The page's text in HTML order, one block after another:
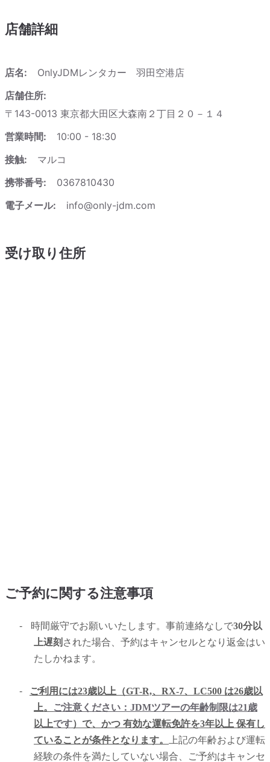
店舗詳細
店名:
OnlyJDMレンタカー 羽田空港店
店舗住所:
〒143-0013 東京都大田区大森南２丁目２０－１４
営業時間:
10:00 - 18:30
接触:
マルコ
携帯番号:
0367810430
電子メール:
info@only-jdm.com
受け取り住所
ご予約に関する注意事項
- 時間厳守でお願いいたします。事前連絡なしで30分以
上遅刻 された場合、予約はキャンセルとなり返金はい
たしかねます。
-
ご利用には23歳以上（GT-R,、RX-7、LC500 は26歳以
上。
ご注意ください：JDMツアーの年齢制限は21歳
以上です）で、かつ 有効な運転免許を3年以上 保有し
ていることが条件となります。
上記の年齢および運転
経験の条件を満たしていない場合、ご予約はキャンセ